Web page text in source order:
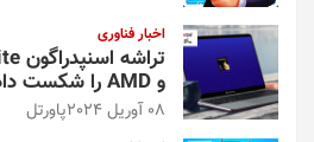
اخبار فناوری
و AMD را شکست داد
08 آوریل 2024 پاورتل